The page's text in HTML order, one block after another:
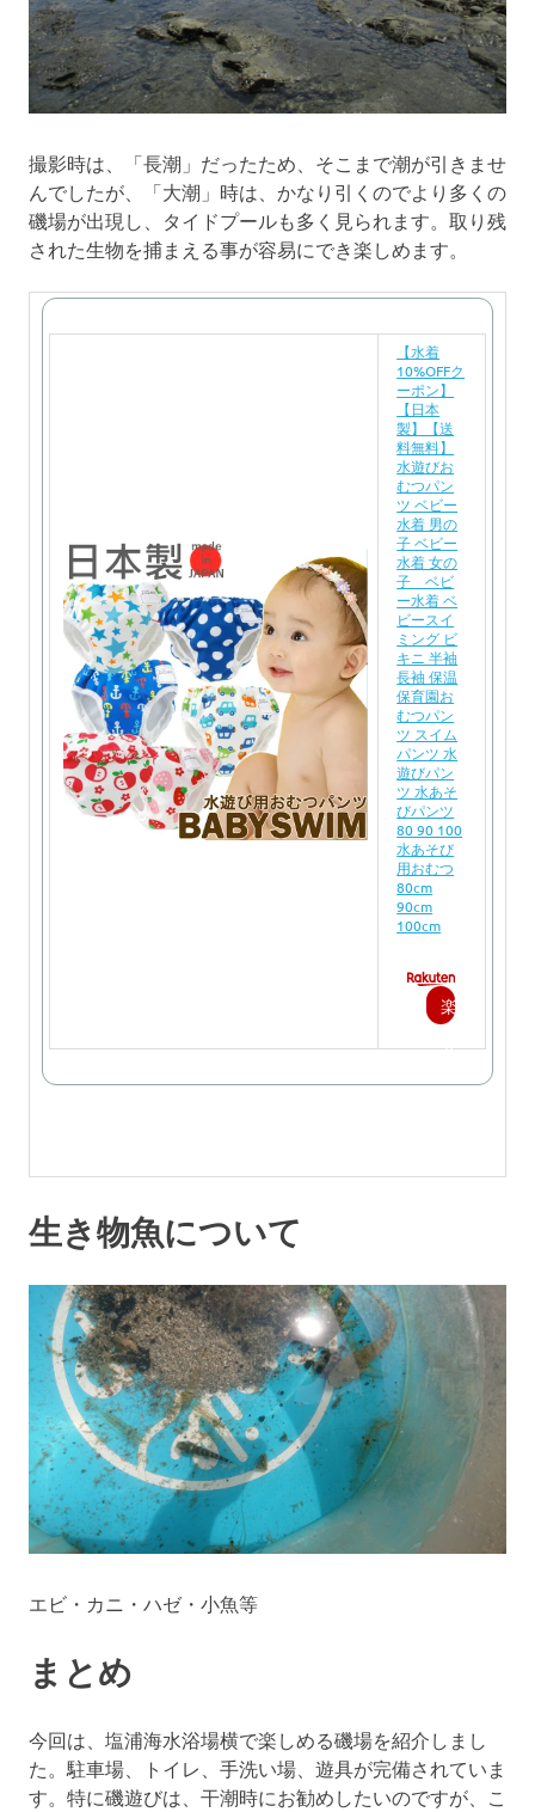
撮影時は、「長潮」だったため、そこまで潮が引きませ
んでしたが、「大潮」時は、かなり引くのでより多くの
磯場が出現し、タイドプールも多く見られます。取り残
された生物を捕まえる事が容易にでき楽しめます。
【水着
10%OFFク
ーポン】
【日本
製】【送
料無料】
水遊びお
むつパン
ツ ベビー
水着 男の
子 ベビー
水着 女の
子 ベビ
ー水着 ベ
ビースイ
ミング ビ
キニ 半袖
長袖 保温
保育園お
むつパン
ツ スイム
パンツ 水
遊びパン
ツ 水あそ
びパンツ
80 90 100
水あそび
用おむつ
80cm
90cm
100cm
楽
天
で
生き物魚について
エビ・カニ・ハゼ・小魚等
まとめ
今回は、塩浦海水浴場横で楽しめる磯場を紹介しまし
た。駐車場、トイレ、手洗い場、遊具が完備されていま
す。特に磯遊びは、干潮時にお勧めしたいのですが、こ